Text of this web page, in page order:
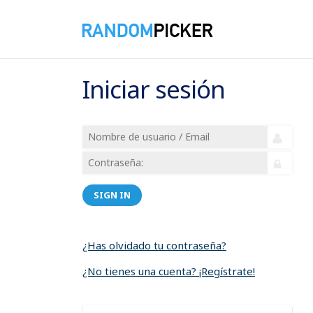
Iniciar sesión
SIGN IN
¿Has olvidado tu contraseña?
¿No tienes una cuenta? ¡Regístrate!